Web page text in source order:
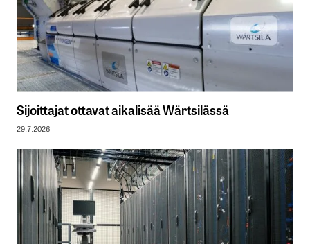
Sijoittajat ottavat aikalisää Wärtsilässä
29.7.2026